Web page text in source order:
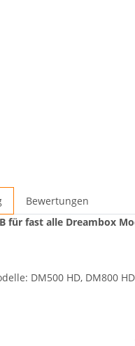
Bewertungen
für fast alle Dreambox
DM500 HD, DM800